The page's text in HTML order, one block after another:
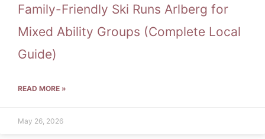
Family-Friendly Ski Runs Arlberg for
Mixed Ability Groups (Complete Local
Guide)
READ MORE »
May 26, 2026